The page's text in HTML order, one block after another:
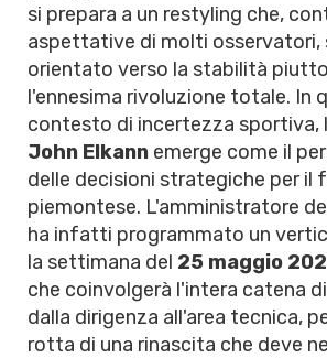
si prepara a un restyling che,
aspettative di molti osservatori,
orientato verso la stabilità
l'ennesima rivoluzione totale. In
contesto di incertezza sportiva,
John Elkann emerge come il
delle decisioni strategiche per il
piemontese. L'amministratore
ha infatti programmato un
la settimana del 25 maggio
che coinvolgerà l'intera catena
dalla dirigenza all'area tecnica,
rotta di una rinascita che deve